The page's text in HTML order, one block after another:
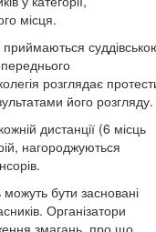
місця.
приймаються
розглядає
його розгляду.
дистанції (6 місць
нагороджуються
бути засновані
Організатори
змагань, про що